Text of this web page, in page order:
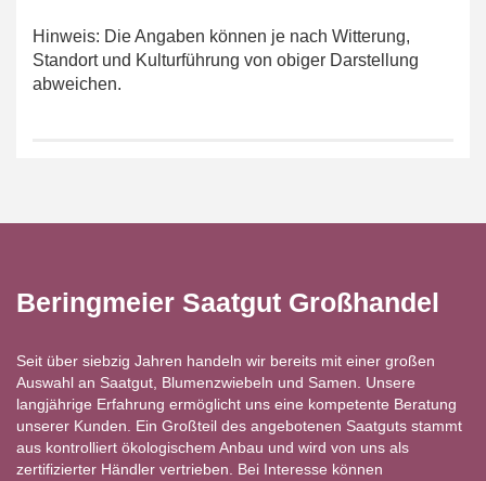
Hinweis: Die Angaben können je nach Witterung,
Standort und Kulturführung von obiger Darstellung
abweichen.
Beringmeier Saatgut Großhandel
Seit über siebzig Jahren handeln wir bereits mit einer großen
Auswahl an Saatgut, Blumenzwiebeln und Samen. Unsere
langjährige Erfahrung ermöglicht uns eine kompetente Beratung
unserer Kunden. Ein Großteil des angebotenen Saatguts stammt
aus kontrolliert ökologischem Anbau und wird von uns als
zertifizierter Händler vertrieben. Bei Interesse können